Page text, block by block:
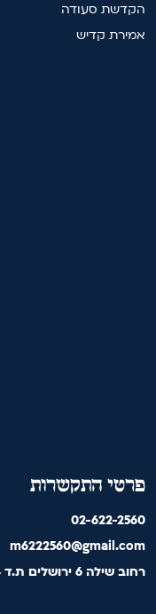
הקדשת סעודה
אמירת קדיש
פרטי התקשרות
02-622-2560
m6222560@gmail.com
רחוב שילה 6 ירושלים ת.ד 1884